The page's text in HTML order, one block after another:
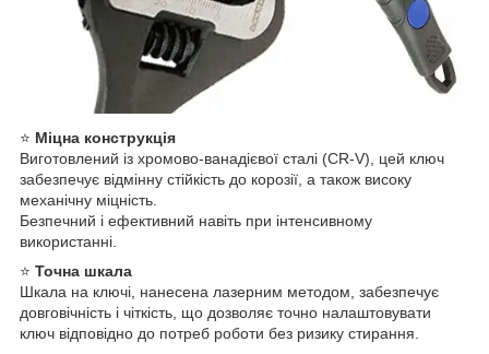
⭐ Міцна конструкція
Виготовлений із хромово-ванадієвої сталі (CR-V), цей ключ
забезпечує відмінну стійкість до корозії, а також високу
механічну міцність.
Безпечний і ефективний навіть при інтенсивному
використанні.
⭐ Точна шкала
Шкала на ключі, нанесена лазерним методом, забезпечує
довговічність і чіткість, що дозволяє точно налаштовувати
ключ відповідно до потреб роботи без ризику стирання.